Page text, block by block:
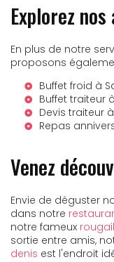
Explorez
En plus de notre
proposons
Buffet froid à
Buffet traiteur
Devis traiteur
Repas
Venez
Envie de déguster
dans notre
notre fameux
sortie entre amis,
denis est l'endroit